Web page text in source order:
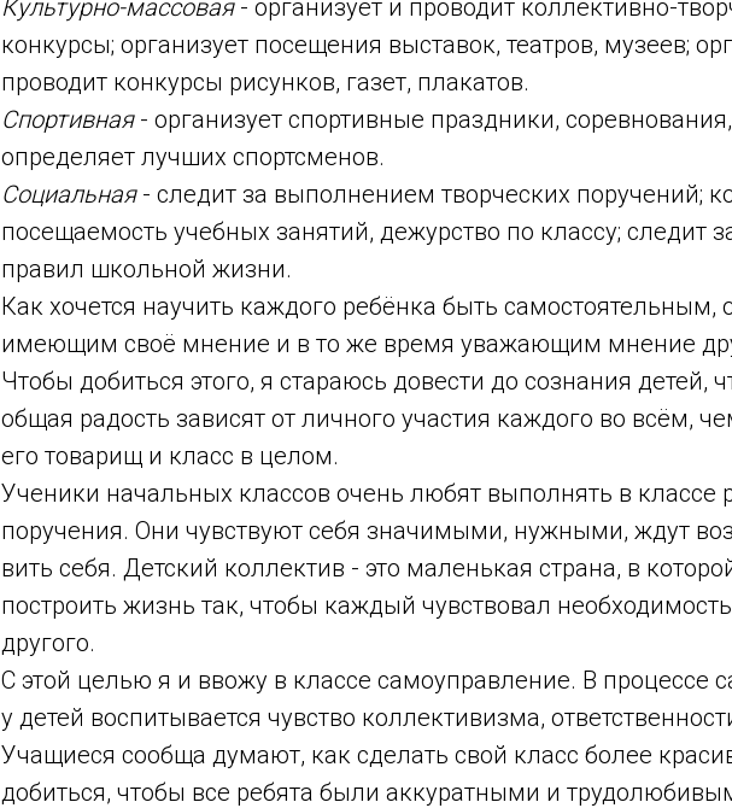
Культурно-массовая- организует и проводит коллективно-
конкурсы; организует посещения выставок, театров, музеев;
проводит конкурсы рисунков, газет, плакатов.
Спортивная- организует спортивные праздники,
определяет лучших спортсменов.
Социальная- следит за выполнением творческих поручений;
посещаемость учебных занятий, дежурство по классу; следит
правил школьной жизни.
Как хочется научить каждого ребёнка быть самостоятельным,
имеющим своё мнение и в то же время уважающим мнение
Чтобы добиться этого, я стараюсь довести до сознания детей,
общая радость зависят от личного участия каждого во всём,
его товарищ и класс в целом.
Ученики начальных классов очень любят выполнять в классе
поручения. Они чувствуют себя значимыми, нужными, ждут
вить себя. Детский коллектив - это маленькая страна, в
построить жизнь так, чтобы каждый чувствовал
другого.
С этой целью я и ввожу в классе самоуправление. В процессе
у детей воспитывается чувство коллективизма,
Учащиеся сообща думают, как сделать свой класс более
добиться, чтобы все ребята были аккуратными и